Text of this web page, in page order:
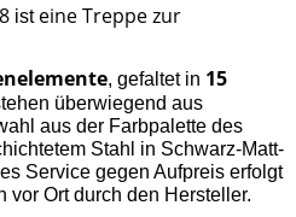
ist eine Treppe zur
, gefaltet in 15
überwiegend aus
aus der Farbpalette des
Stahl in Schwarz-Matt-
Service gegen Aufpreis erfolgt
vor Ort durch den Hersteller.